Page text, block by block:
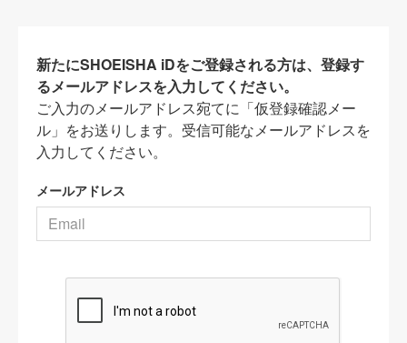
新たにSHOEISHA iDをご登録される方は、登録す
るメールアドレスを入力してください。
ご入力のメールアドレス宛てに「仮登録確認メー
ル」をお送りします。受信可能なメールアドレスを
入力してください。
メールアドレス